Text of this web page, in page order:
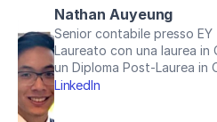
Nathan Auyeung
Senior contabile presso EY
Laureato con una laurea
un Diploma Post-Laurea in
LinkedIn